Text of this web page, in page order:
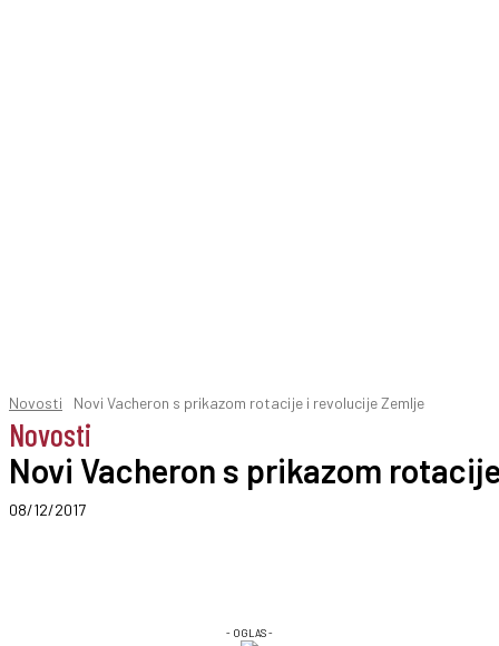
Novosti Novi Vacheron s prikazom rotacije i revolucije Zemlje
Novosti
Novi Vacheron s prikazom
08/12/2017
- OGLAS -